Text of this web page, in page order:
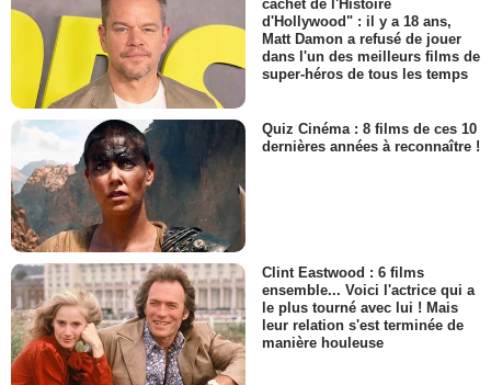
cachet de l'Histoire
d'Hollywood" : il y a 18 ans,
Matt Damon a refusé de jouer
dans l'un des meilleurs films de
super-héros de tous les temps
Quiz Cinéma : 8 films de ces 10
dernières années à reconnaître !
Clint Eastwood : 6 films
ensemble... Voici l'actrice qui a
le plus tourné avec lui ! Mais
leur relation s'est terminée de
manière houleuse